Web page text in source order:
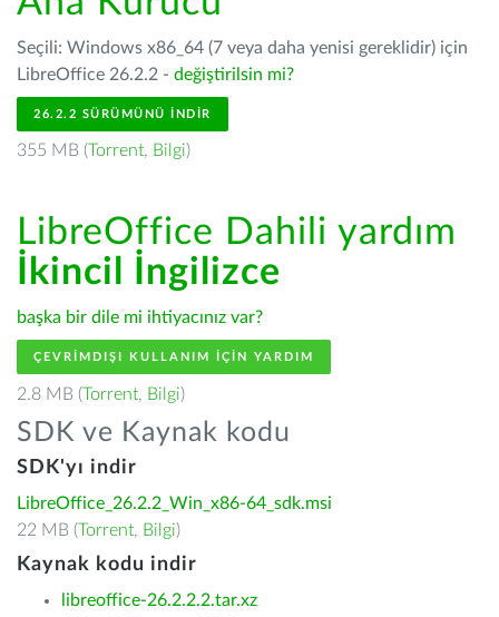
Seçili: Windows x86_64 (7 veya daha yenisi gereklidir) için
LibreOffice 26.2.2 - değiştirilsin mi?
26.2.2 SÜRÜMÜNÜ İNDIR
355 MB (Torrent, Bilgi)
LibreOffice Dahili yardım
İkincil İngilizce
başka bir dile mi ihtiyacınız var?
ÇEVRIMDIŞI KULLANIM IÇIN YARDIM
2.8 MB (Torrent, Bilgi)
SDK ve Kaynak kodu
SDK'yı indir
LibreOffice_26.2.2_Win_x86-64_sdk.msi
22 MB (Torrent, Bilgi)
Kaynak kodu indir
libreoffice-26.2.2.2.tar.xz